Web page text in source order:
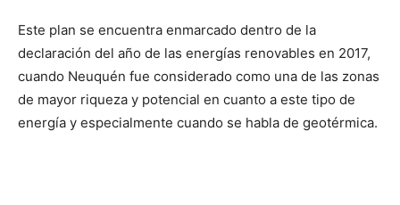
Este plan se encuentra enmarcado dentro de la
declaración del año de las energías renovables en 2017,
cuando Neuquén fue considerado como una de las zonas
de mayor riqueza y potencial en cuanto a este tipo de
energía y especialmente cuando se habla de geotérmica.